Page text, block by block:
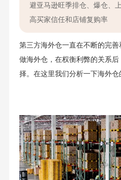
避亚马逊旺季排仓、爆仓、
高买家信任和店铺复购率
第三方海外仓一直在不断的完
做海外仓，在权衡利弊的关系
择。在这里我们分析一下海外仓